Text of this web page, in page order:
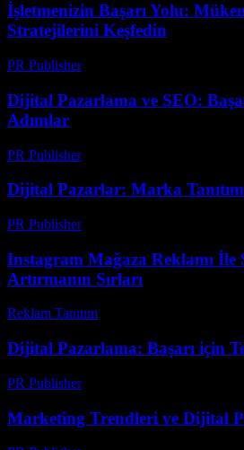
İşletmenizin Başarı Yolu:
Stratejilerini Keşfedin
PR Publisher-
Dijital Pazarlama ve SEO:
Adımlar
PR Publisher-
Dijital Pazarlar: Marka
PR Publisher-
Instagram Mağaza Reklamı İle
Artırmanın Sırları
Reklam Tanıtım
Dijital Pazarlama: Başarı için
PR Publisher-
Marketing Trendleri ve Dijital